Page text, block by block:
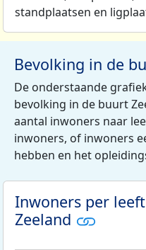
standplaatsen en
Bevolking in de
De onderstaande
bevolking in de buurt
aantal inwoners naar
inwoners, of inwoners
hebben en het
Inwoners per
Zeeland